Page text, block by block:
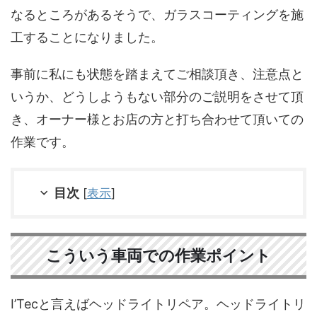
なるところがあるそうで、ガラスコーティングを施
工することになりました。
事前に私にも状態を踏まえてご相談頂き、注意点と
いうか、どうしようもない部分のご説明をさせて頂
き、オーナー様とお店の方と打ち合わせて頂いての
作業です。
目次 [表示]
こういう車両での作業ポイント
I’Tecと言えばヘッドライトリペア。ヘッドライトリ